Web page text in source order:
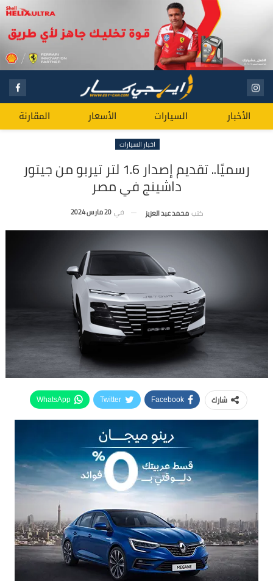
الأخبار السيارات الأسعار المقارنة
اخبار السيارات
رسميًا.. تقديم إصدار 1.6 لتر تيربو من جيتور
داشينج في مصر
كتب محمد عبد العزيز في 20 مارس 2024
شارك Facebook
Twitter
WhatsApp